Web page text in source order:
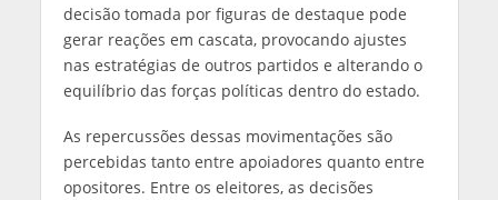
decisão tomada por figuras de destaque pode
gerar reações em cascata, provocando ajustes
nas estratégias de outros partidos e alterando o
equilíbrio das forças políticas dentro do estado.
As repercussões dessas movimentações são
percebidas tanto entre apoiadores quanto entre
opositores. Entre os eleitores, as decisões